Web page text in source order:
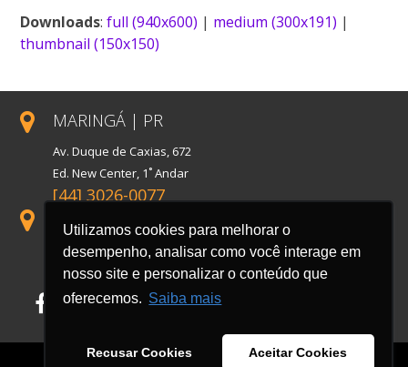
Utilizamos cookies para melhorar o
desempenho, analisar como você interage em
nosso site e personalizar o conteúdo que
oferecemos. Saiba mais
Recusar Cookies Aceitar Cookies
Downloads:full (940x600) | medium (300x191) |
thumbnail (150x150)
MARINGÁ | PR
Av. Duque de Caxias, 672
Ed. New Center, 1˚ Andar
[44] 3026-0077
SÃO PAULO | SP
Rua Florida, 1738, Conj. 121
Cidade Monções
Facebook
LinkedIn
Instagram